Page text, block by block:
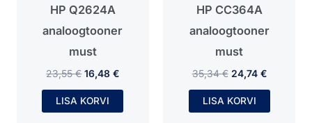
HP Q2624A
analoogtooner
must
23,55€ 16,48€
LISA KORVI
HP CC364A
analoogtooner
must
35,34€ 24,74 €
LISA KORVI